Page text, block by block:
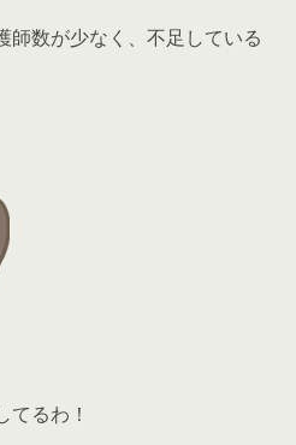
師数が少なく、不足している
てるわ！